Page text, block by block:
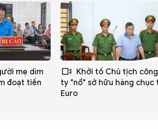
mẹ dìm
đoạt tiền
Khởi tố Chủ tịch công
ty "nổ" sở hữu hàng chục
Euro